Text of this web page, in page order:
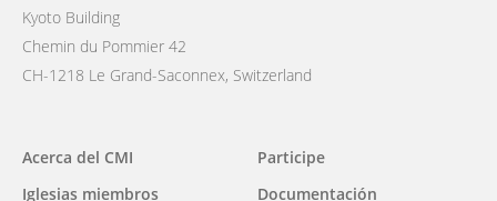
Kyoto Building
Chemin du Pommier 42
CH-1218 Le Grand-Saconnex, Switzerland
Main
navigation
Acerca del CMI
Iglesias miembros
Participe
Documentación